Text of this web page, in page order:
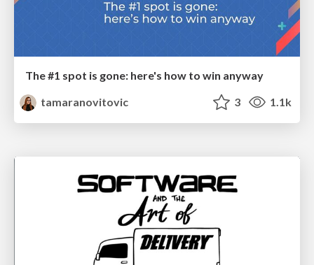
The #1 spot is gone: here's how to win anyway
tamaranovitovic
3 1.1k